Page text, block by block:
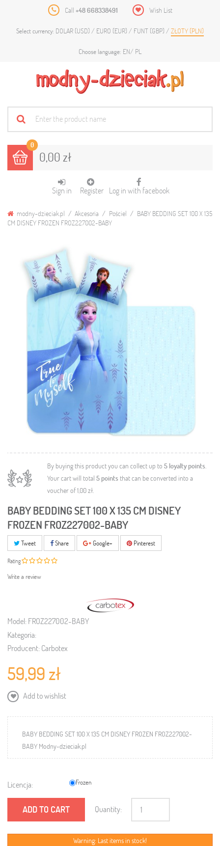
Call +48 668338491 Wish List
Select currency: DOLAR (USD) EURO (EUR) FUNT (GBP) ZŁOTY (PLN)
Choose language: EN PL
0
0,00 zł
Sign in Register Log in with facebook
modny-dzieciak.pl Akcesoria Pościel
BABY BEDDING SET 100 X 135
CM DISNEY FROZEN FROZ227002-BABY
By buying this product you can collect up to 5 loyalty points.
Your cart will total 5points that can be converted into a
voucher of1,00 zł.
BABY BEDDING SET 100 X 135 CM DISNEY
FROZEN FROZ227002-BABY
Tweet Share Google+ Pinterest
Rating
Write a review
Model: FROZ227002-BABY
Kategoria:
Producent: Carbotex
59,99 zł
Add to wishlist
BABY BEDDING SET 100 X 135 CM DISNEY FROZEN FROZ227002-
BABY Modny-dzieciak.pl
Licencja: Frozen
ADD TO CART Quantity:
Warning: Last items in stock!